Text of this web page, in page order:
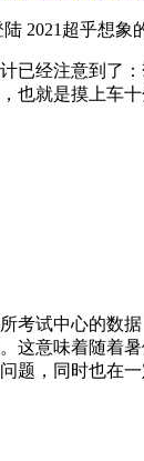
2021超乎想象
已经注意到了
也就是摸上车
考试中心的数
这意味着随着
题，同时也在